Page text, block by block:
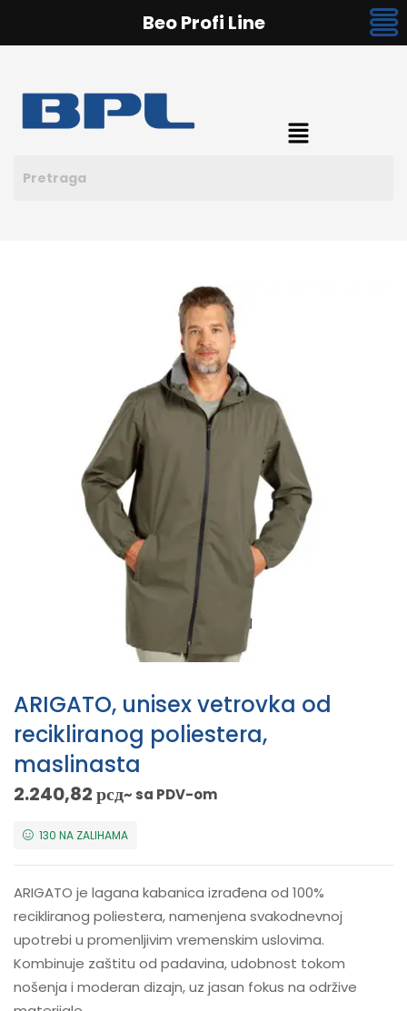
ARIGATO, unisex vetrovka od
recikliranog poliestera,
maslinasta
2.240,82рсд~ sa PDV-om
130 NA ZALIHAMA
ARIGATO je lagana kabanica izrađena od 100%
recikliranog poliestera, namenjena svakodnevnoj
upotrebi u promenljivim vremenskim uslovima.
Kombinuje zaštitu od padavina, udobnost tokom
nošenja i moderan dizajn, uz jasan fokus na održive
Beo Profi Line